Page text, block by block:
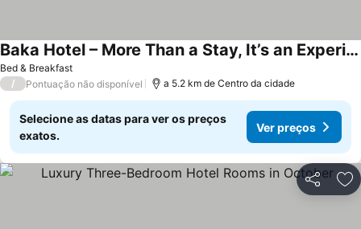
Bed & Breakfast
Baka Hotel – More Than a Stay, It’s an Experience
/ Pontuação não disponível a 5.2 km de Centro da cidade
Selecione as datas para ver os preços
exatos.
Ver preços
Partilhar